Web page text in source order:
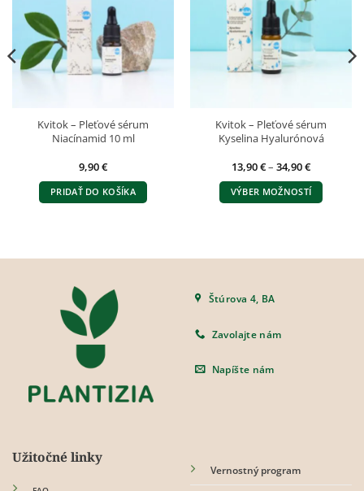
Kvitok – Pleťové sérum
Niacínamid 10 ml
9,90€
PRIDAŤ DO KOŠÍKA
Kvitok – Pleťové sérum
Kyselina Hyalurónová
13,90€– 34,90€Price
13,90 €
through
VÝBER MOŽNOSTÍ
viacero
Možnosti
môžete
Štúrova 4, BA
Zavolajte nám
Napíšte nám
Užitočné linky
Vernostný program